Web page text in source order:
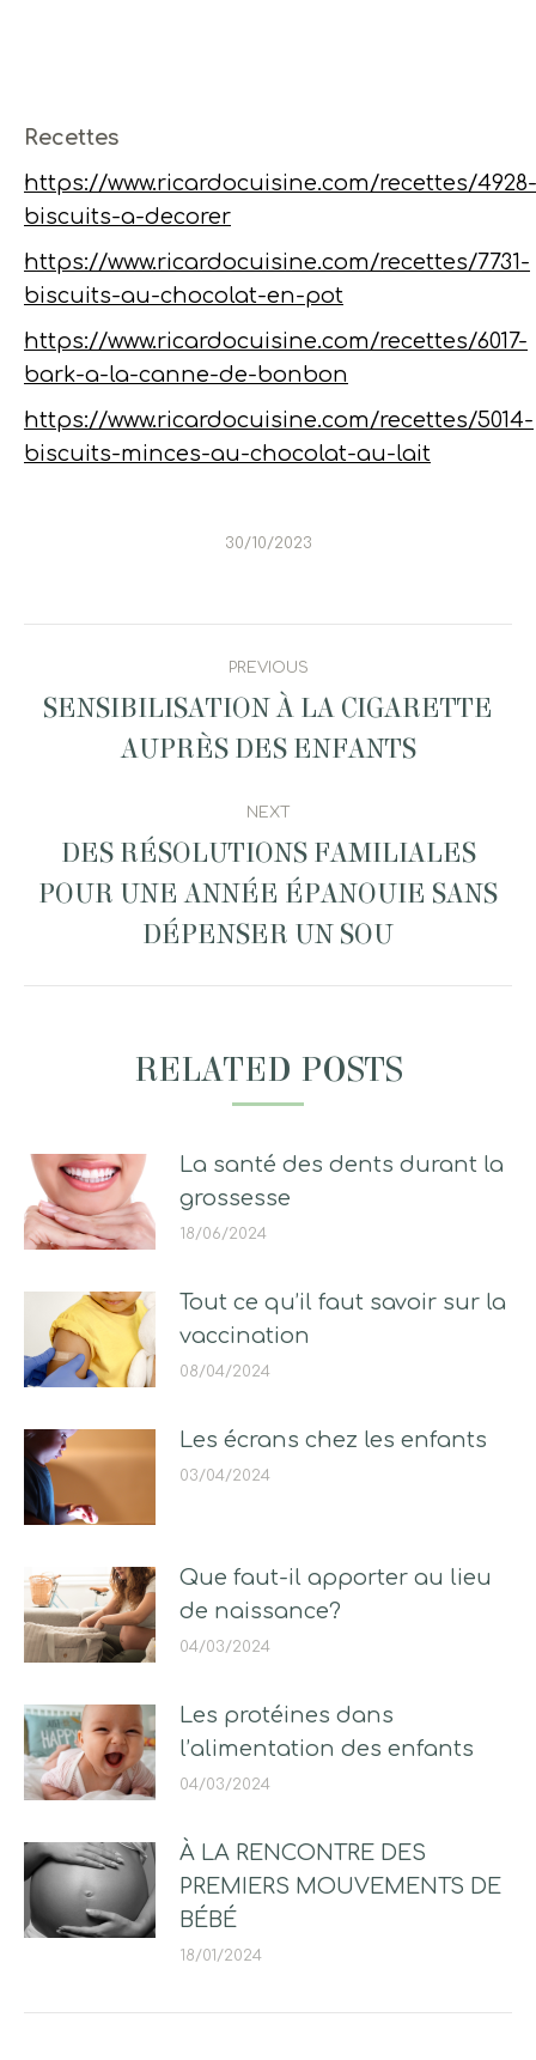
Recettes
https://www.ricardocuisine.com/recettes/4928-
biscuits-a-decorer
https://www.ricardocuisine.com/recettes/7731-
biscuits-au-chocolat-en-pot
https://www.ricardocuisine.com/recettes/6017-
bark-a-la-canne-de-bonbon
https://www.ricardocuisine.com/recettes/5014-
biscuits-minces-au-chocolat-au-lait
30/10/2023
NAVIGATION
PREVIOUS
post:
SENSIBILISATION À LA CIGARETTE
AUPRÈS DES ENFANTS
NEXT
Next
post:
DES RÉSOLUTIONS FAMILIALES
POUR UNE ANNÉE ÉPANOUIE SANS
DÉPENSER UN SOU
RELATED POSTS
La santé des dents durant la
grossesse
18/06/2024
Tout ce qu’il faut savoir sur la
vaccination
08/04/2024
Les écrans chez les enfants
03/04/2024
Que faut-il apporter au lieu
de naissance?
04/03/2024
Les protéines dans
l’alimentation des enfants
04/03/2024
À LA RENCONTRE DES
PREMIERS MOUVEMENTS DE
BÉBÉ
18/01/2024